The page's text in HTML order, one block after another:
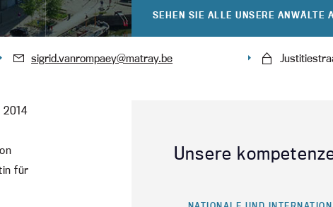
sigrid.vanrompaey@matray.be
SEHEN SIE ALLE UNSERE ANWÄLTE
für
Unsere